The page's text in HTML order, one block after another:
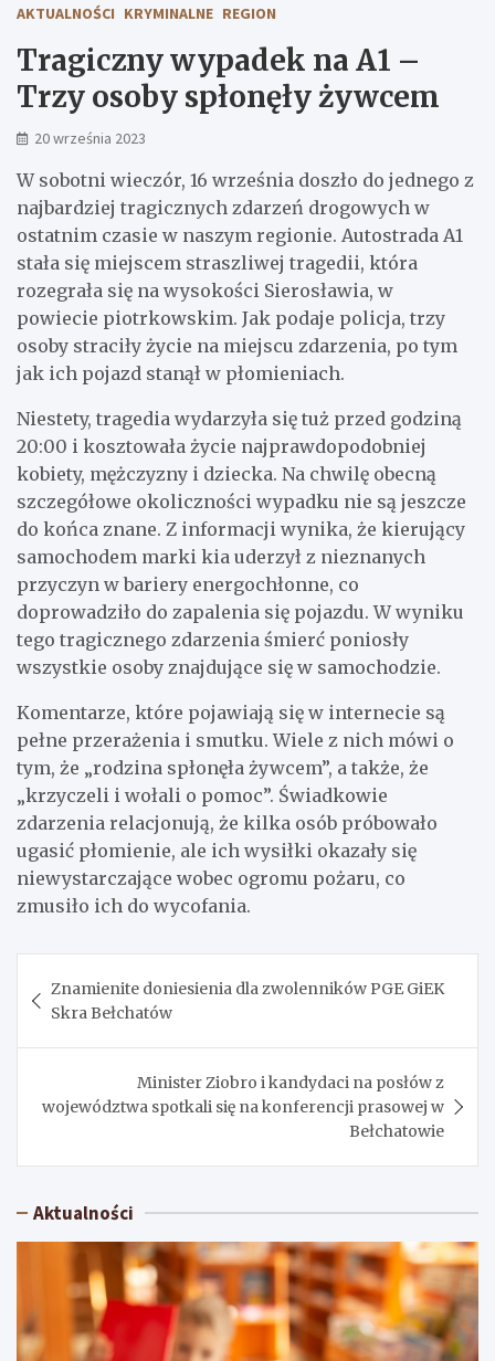
AKTUALNOŚCI KRYMINALNE REGION
Tragiczny wypadek na A1 –
Trzy osoby spłonęły żywcem
20 września 2023
W sobotni wieczór, 16 września doszło do jednego z
najbardziej tragicznych zdarzeń drogowych w
ostatnim czasie w naszym regionie. Autostrada A1
stała się miejscem straszliwej tragedii, która
rozegrała się na wysokości Sierosławia, w
powiecie piotrkowskim. Jak podaje policja, trzy
osoby straciły życie na miejscu zdarzenia, po tym
jak ich pojazd stanął w płomieniach.
Niestety, tragedia wydarzyła się tuż przed godziną
20:00 i kosztowała życie najprawdopodobniej
kobiety, mężczyzny i dziecka. Na chwilę obecną
szczegółowe okoliczności wypadku nie są jeszcze
do końca znane. Z informacji wynika, że kierujący
samochodem marki kia uderzył z nieznanych
przyczyn w bariery energochłonne, co
doprowadziło do zapalenia się pojazdu. W wyniku
tego tragicznego zdarzenia śmierć poniosły
wszystkie osoby znajdujące się w samochodzie.
Komentarze, które pojawiają się w internecie są
pełne przerażenia i smutku. Wiele z nich mówi o
tym, że „rodzina spłonęła żywcem”, a także, że
„krzyczeli i wołali o pomoc”. Świadkowie
zdarzenia relacjonują, że kilka osób próbowało
ugasić płomienie, ale ich wysiłki okazały się
niewystarczające wobec ogromu pożaru, co
zmusiło ich do wycofania.
wpisu
Znamienite doniesienia dla zwolenników PGE GiEK
Skra Bełchatów
Minister Ziobro i kandydaci na posłów z
województwa spotkali się na konferencji prasowej w
Bełchatowie
Aktualności